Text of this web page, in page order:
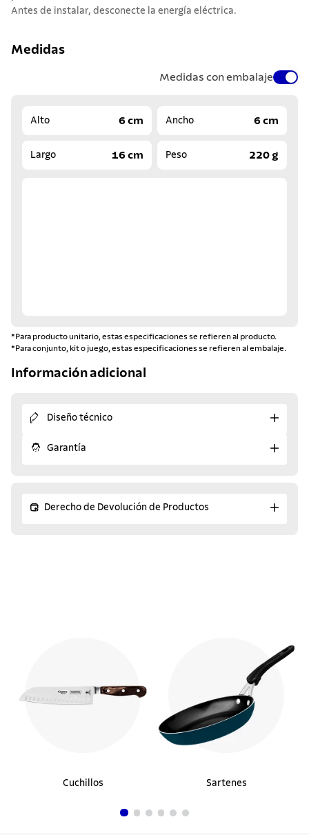
Antes de instalar, desconecte la energía eléctrica.
Medidas
Medidas con embalaje
Alto 6 cm Ancho 6 cm
Largo 16 cm Peso 220 g
*Para producto unitario, estas especificaciones se refieren al producto.
*Para conjunto, kit o juego, estas especificaciones se refieren al embalaje.
Información adicional
Diseño técnico
Garantía
Derecho de Devolución de Productos
Tomacorriente de Acople Industrial 3P+T
16 A 220-250 V CA 9 H Tramontina